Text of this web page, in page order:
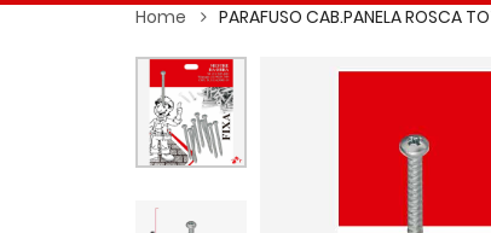
Home
PARAFUSO CAB.PANELA ROSCA